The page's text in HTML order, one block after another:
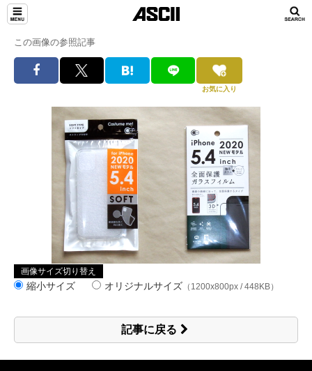
この画像の参照記事
お気に入り
画像サイズ切り替え
縮小サイズ オリジナルサイズ （1200x800px / 448KB）
記事に戻る